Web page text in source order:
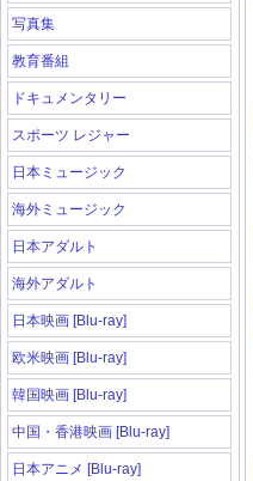
写真集
教育番組
ドキュメンタリー
スポーツ レジャー
日本ミュージック
海外ミュージック
日本アダルト
海外アダルト
日本映画 [Blu-ray]
欧米映画 [Blu-ray]
韓国映画 [Blu-ray]
中国・香港映画 [Blu-ray]
日本アニメ [Blu-ray]